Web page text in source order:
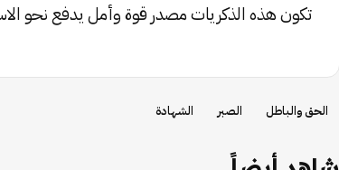
تكون هذه الذكريات مصدر قوة وأمل يدفع نحو
الحق والباطل الصبر الشهادة